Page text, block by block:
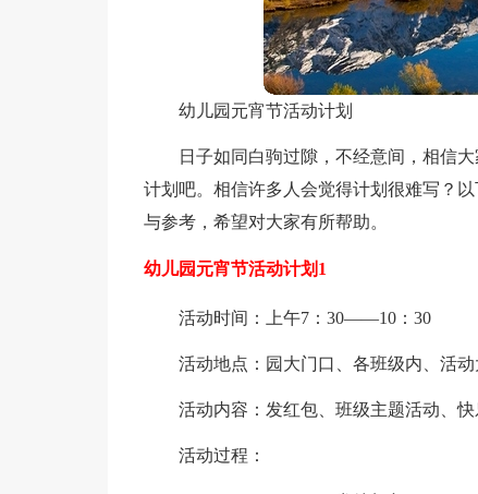
幼儿园元宵节活动计划
日子如同白驹过隙，不经意间，相信
计划吧。相信许多人会觉得计划很难写？
与参考，希望对大家有所帮助。
幼儿园元宵节活动计划1
活动时间：上午7：30——10：30
活动地点：园大门口、各班级内、活动
活动内容：发红包、班级主题活动、
活动过程：